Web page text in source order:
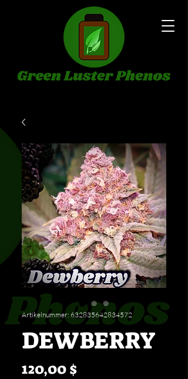
Artikelnummer: 632835642834572
DEWBERRY
120,00 $